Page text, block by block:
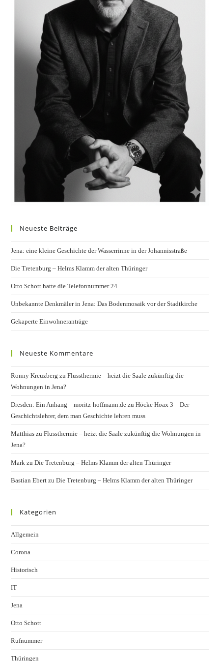
Neueste Beiträge
Jena: eine kleine Geschichte der Wasserrinne in der Johannisstraße
Die Tretenburg – Helms Klamm der alten Thüringer
Otto Schott hatte die Telefonnummer 24
Unbekannte Denkmäler in Jena: Das Bodenmosaik vor der Stadtkirche
Gekaperte Einwohneranträge
Neueste Kommentare
Ronny Kreuzberg zuFlussthermie – heizt die Saale zukünftig die
Wohnungen in Jena?
Dresden: Ein Anhang – moritz-hoffmann.de zuHöcke Hoax 3 – Der
Geschichtslehrer, dem man Geschichte lehren muss
Matthias zuFlussthermie – heizt die Saale zukünftig die Wohnungen in
Jena?
Mark zuDie Tretenburg – Helms Klamm der alten Thüringer
Bastian Ebert zuDie Tretenburg – Helms Klamm der alten Thüringer
Kategorien
Allgemein
Corona
Historisch
IT
Jena
Otto Schott
Rufnummer
Thüringen